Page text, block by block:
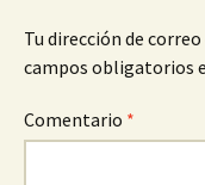
Tu dirección de
campos obligatorios
Comentario *